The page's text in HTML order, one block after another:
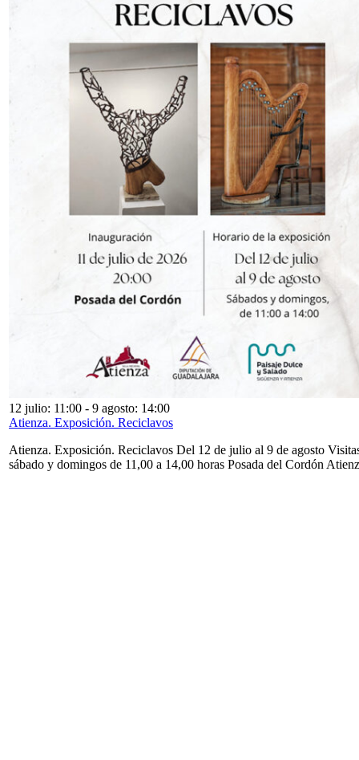
12 julio: 11:00 - 9 agosto: 14:00
Atienza. Exposición. Reciclavos
Atienza. Exposición. Reciclavos Del 12 de julio al 9 de agosto
sábado y domingos de 11,00 a 14,00 horas Posada del Cordón